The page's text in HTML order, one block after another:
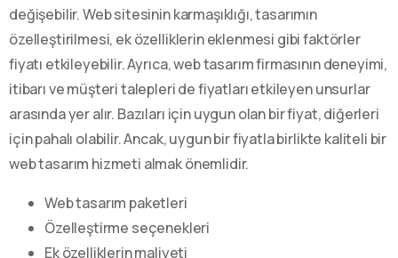
değişebilir. Web sitesinin karmaşıklığı, tasarımın
özelleştirilmesi, ek özelliklerin eklenmesi gibi faktörler
fiyatı etkileyebilir. Ayrıca, web tasarım firmasının deneyimi,
itibarı ve müşteri talepleri de fiyatları etkileyen unsurlar
arasında yer alır. Bazıları için uygun olan bir fiyat, diğerleri
için pahalı olabilir. Ancak, uygun bir fiyatla birlikte kaliteli bir
web tasarım hizmeti almak önemlidir.
Web tasarım paketleri
Özelleştirme seçenekleri
Ek özelliklerin maliyeti